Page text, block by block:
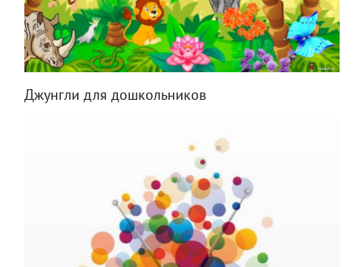
Джунгли для дошкольников